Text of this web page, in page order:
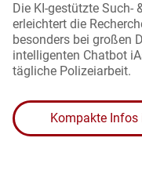
Die KI-gestützte Such-
erleichtert die
besonders bei großen
intelligenten Chatbot
tägliche Polizeiarbeit.
Kompakte